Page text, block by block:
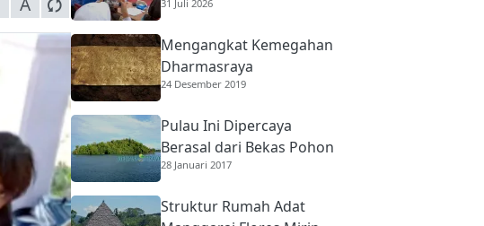
di Sungai Berbuaya Demi
Orang Tua
31 Juli 2026
Mengangkat Kemegahan
Dharmasraya
24 Desember 2019
Pulau Ini Dipercaya
Berasal dari Bekas Pohon
Raksasa
28 Januari 2017
Struktur Rumah Adat